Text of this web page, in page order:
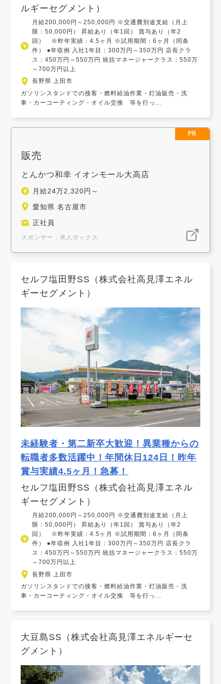
ルギーセグメント）
月給200,000円～250,000円 ※交通費別途支給（月上
限：50,000円） 昇給あり（年1回） 賞与あり（年2
回） ※昨年実績：4.5ヶ月 ※試用期間：6ヶ月（同条
件） ●年収例 入社1年目：300万円～350万円 店長クラ
ス：450万円～550万円 統括マネージャークラス：550万
～700万円以上
長野県 上田市
ガソリンスタンドでの接客・燃料給油作業・灯油販売・洗
車・カーコーティング・オイル交換 等を行っ...
PR
販売
とんかつ和幸 イオンモール大高店
月給24万2,320円～
愛知県 名古屋市
正社員
スポンサー：求人ボックス
セルフ塩田野SS（株式会社高見澤エネル
ギーセグメント）
未経験者・第二新卒大歓迎！異業種からの
転職者多数活躍中！年間休日124日！昨年
賞与実績4.5ヶ月！急募！
セルフ塩田野SS（株式会社高見澤エネル
ギーセグメント）
月給200,000円～250,000円 ※交通費別途支給（月上
限：50,000円） 昇給あり（年1回） 賞与あり（年2
回） ※昨年実績：4.5ヶ月 ※試用期間：6ヶ月（同条
件） ●年収例 入社1年目：300万円～350万円 店長クラ
ス：450万円～550万円 統括マネージャークラス：550万
～700万円以上
長野県 上田市
ガソリンスタンドでの接客・燃料給油作業・灯油販売・洗
車・カーコーティング・オイル交換 等を行っ...
大豆島SS（株式会社高見澤エネルギーセ
グメント）